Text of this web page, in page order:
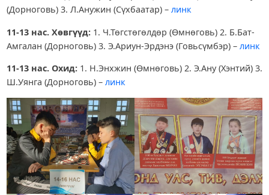
(Дорноговь) 3. Л.Анужин (Сүхбаатар) – линк
11-13 нас. Хөвгүүд:1. Ч.Төгстөгөлдөр (Өмнөговь) 2. Б.Бат-
Амгалан (Дорноговь) 3. Э.Ариун-Эрдэнэ (Говьсүмбэр) – линк
11-13 нас. Охид:1. Н.Энхжин (Өмнөговь) 2. Э.Ану (Хэнтий) 3.
Ш.Уянга (Дорноговь) – линк